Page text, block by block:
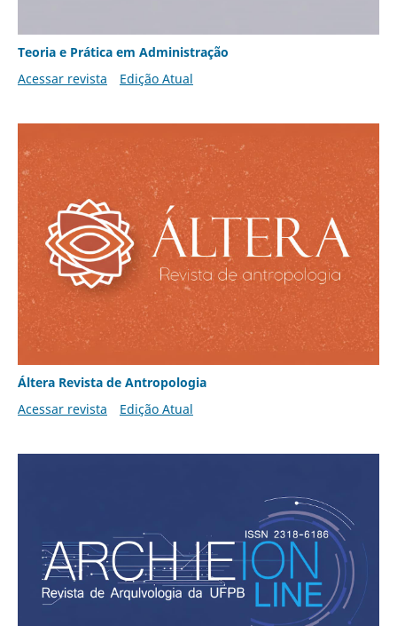
Teoria e Prática em Administração
Acessar revista
Edição Atual
Áltera Revista de Antropologia
Acessar revista
Edição Atual